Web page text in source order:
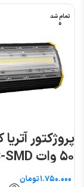
تمام شد
ه
پروژکتور
شعاع توس
تومان